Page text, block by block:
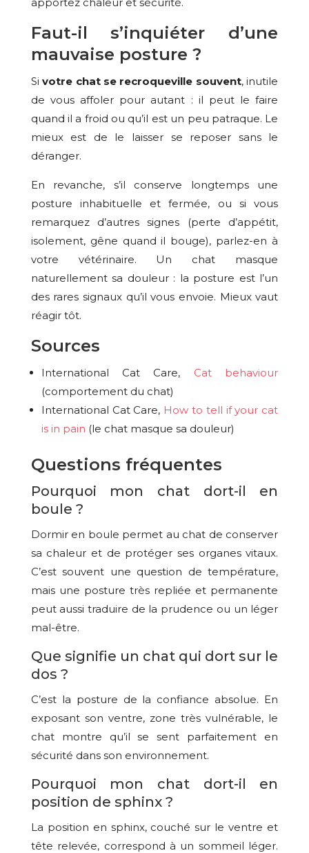
Faut-il s’inquiéter d’une
mauvaise posture ?
Sivotre chat se recroqueville souvent, inutile
de vous affoler pour autant : il peut le faire
quand il a froid ou qu’il est un peu patraque. Le
mieux est de le laisser se reposer sans le
déranger.
En revanche, s’il conserve longtemps une
posture inhabituelle et fermée, ou si vous
remarquez d’autres signes (perte d’appétit,
isolement, gêne quand il bouge), parlez-en à
votre vétérinaire. Un chat masque
naturellement sa douleur : la posture est l’un
des rares signaux qu’il vous envoie. Mieux vaut
réagir tôt.
Sources
International Cat Care, Cat behaviour
(comportement du chat)
International Cat Care, How to tell if your cat
is in pain (le chat masque sa douleur)
Questions fréquentes
Pourquoi mon chat dort-il en
boule ?
Dormir en boule permet au chat de conserver
sa chaleur et de protéger ses organes vitaux.
C’est souvent une question de température,
mais une posture très repliée et permanente
peut aussi traduire de la prudence ou un léger
mal-être.
Que signifie un chat qui dort sur le
dos ?
C’est la posture de la confiance absolue. En
exposant son ventre, zone très vulnérable, le
chat montre qu’il se sent parfaitement en
sécurité dans son environnement.
Pourquoi mon chat dort-il en
position de sphinx ?
La position en sphinx, couché sur le ventre et
tête relevée, correspond à un sommeil léger.